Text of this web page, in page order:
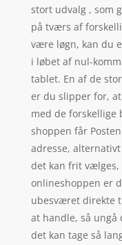
stort udvalg , som
på tværs af
være løgn, kan du
i løbet af nul-
tablet. En af de
er du slipper for,
med de
shoppen får
adresse,
det kan frit vælges,
onlineshoppen er
ubesværet direkte
at handle, så
det kan tage så